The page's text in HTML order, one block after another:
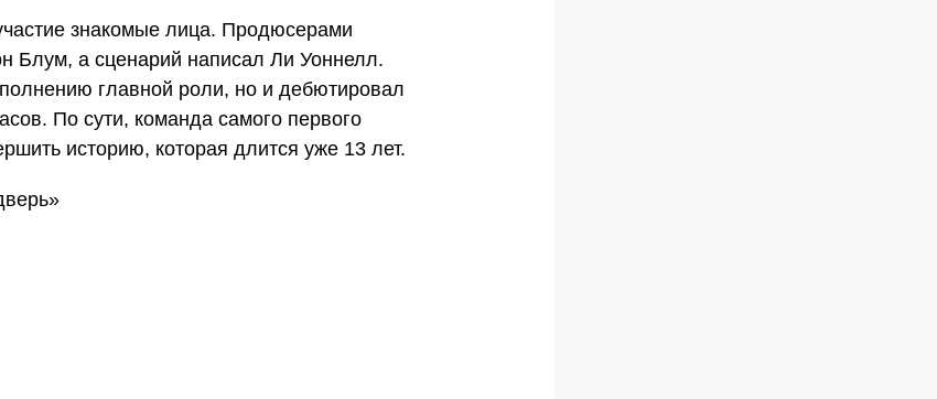
знакомые лица. Продюсерами
Блум, а сценарий написал Ли Уоннелл.
главной роли, но и дебютировал
По сути, команда самого первого
историю, которая длится уже 13 лет.